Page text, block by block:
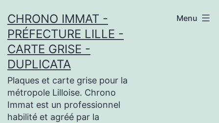
au
contenu
CHRONO IMMAT -
PRÉFECTURE LILLE -
CARTE GRISE -
DUPLICATA
Plaques et carte grise pour la
métropole Lilloise. Chrono
Immat est un professionnel
habilité et agréé par la
Menu